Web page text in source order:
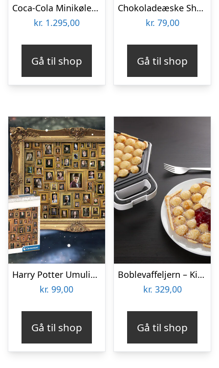
Coca-Cola Minikøleskab
kr. 1.295,00
Gå til shop
Chokoladeæske Shopping
kr. 79,00
Gå til shop
Harry Potter Umulig Puslespil
kr. 99,00
Gå til shop
Boblevaffeljern – KitchPro
kr. 329,00
Gå til shop